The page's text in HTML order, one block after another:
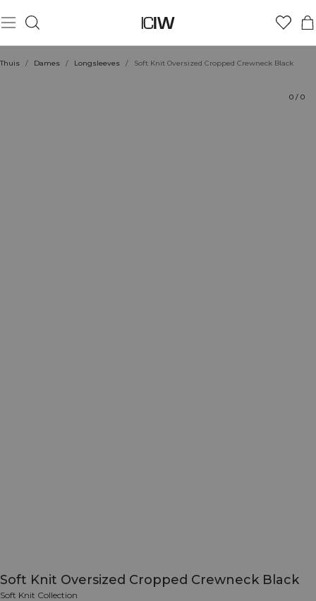
Thuis / Dames / Longsleeves / Soft Knit Oversized Cropped Crewneck Black
0 / 0
Soft Knit Oversized Cropped Crewneck Black
Soft Knit Collection